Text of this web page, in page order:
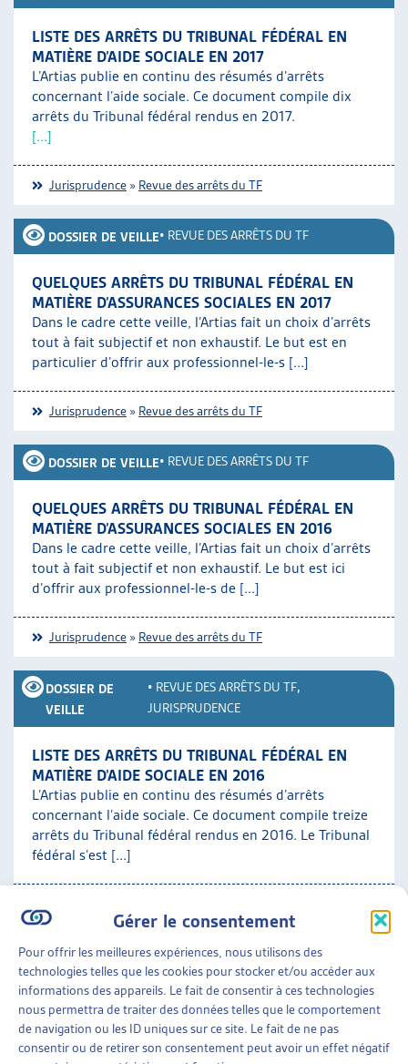
Gérer le consentement
Pour offrir les meilleures expériences, nous utilisons des
technologies telles que les cookies pour stocker et/ou accéder aux
informations des appareils. Le fait de consentir à ces technologies
nous permettra de traiter des données telles que le comportement
de navigation ou les ID uniques sur ce site. Le fait de ne pas
consentir ou de retirer son consentement peut avoir un effet négatif
LISTE DES ARRÊTS DU TRIBUNAL FÉDÉRAL EN
MATIÈRE D’AIDE SOCIALE EN 2017
L’Artias publie en continu des résumés d’arrêts
concernant l’aide sociale. Ce document compile dix
arrêts du Tribunal fédéral rendus en 2017.
[...]
Jurisprudence » Revue des arrêts du TF
DOSSIER DE VEILLE• REVUE DES ARRÊTS DU TF
QUELQUES ARRÊTS DU TRIBUNAL FÉDÉRAL EN
MATIÈRE D’ASSURANCES SOCIALES EN 2017
Dans le cadre cette veille, l’Artias fait un choix d’arrêts
tout à fait subjectif et non exhaustif. Le but est en
particulier d’offrir aux professionnel-le-s [...]
Jurisprudence » Revue des arrêts du TF
DOSSIER DE VEILLE• REVUE DES ARRÊTS DU TF
QUELQUES ARRÊTS DU TRIBUNAL FÉDÉRAL EN
MATIÈRE D’ASSURANCES SOCIALES EN 2016
Dans le cadre cette veille, l’Artias fait un choix d’arrêts
tout à fait subjectif et non exhaustif. Le but est ici
d’offrir aux professionnel-le-s de [...]
Jurisprudence » Revue des arrêts du TF
DOSSIER DE
VEILLE
• REVUE DES ARRÊTS DU TF,
JURISPRUDENCE
LISTE DES ARRÊTS DU TRIBUNAL FÉDÉRAL EN
MATIÈRE D’AIDE SOCIALE EN 2016
L’Artias publie en continu des résumés d’arrêts
concernant l’aide sociale. Ce document compile treize
arrêts du Tribunal fédéral rendus en 2016. Le Tribunal
fédéral s’est [...]
DOSSIER DE VEILLE•REVUE DES ARRÊTS DU TF
LISTE DES ARRÊTS DU TRIBUNAL FÉDÉRAL EN
MATIÈRE D’AIDE SOCIALE EN 2015
L’Artias publie en continu des résumés d’arrêts